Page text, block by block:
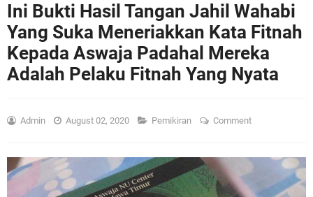
Ini Bukti Hasil Tangan Jahil Wahabi
Yang Suka Meneriakkan Kata Fitnah
Kepada Aswaja Padahal Mereka
Adalah Pelaku Fitnah Yang Nyata
Admin August 02, 2020 Pemikiran Comment